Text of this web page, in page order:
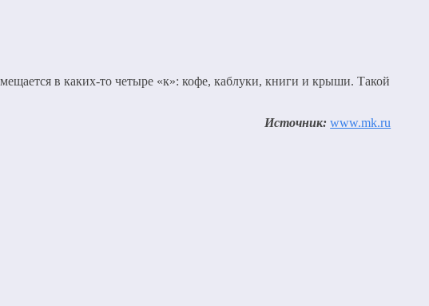
в каких-то четыре «к»: кофе, каблуки, книги и крыши. Такой
Источник: www.mk.ru